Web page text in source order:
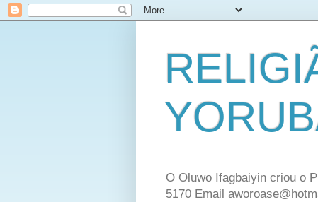
O Oluwo Ifagbaiyin criou o
5170 Email